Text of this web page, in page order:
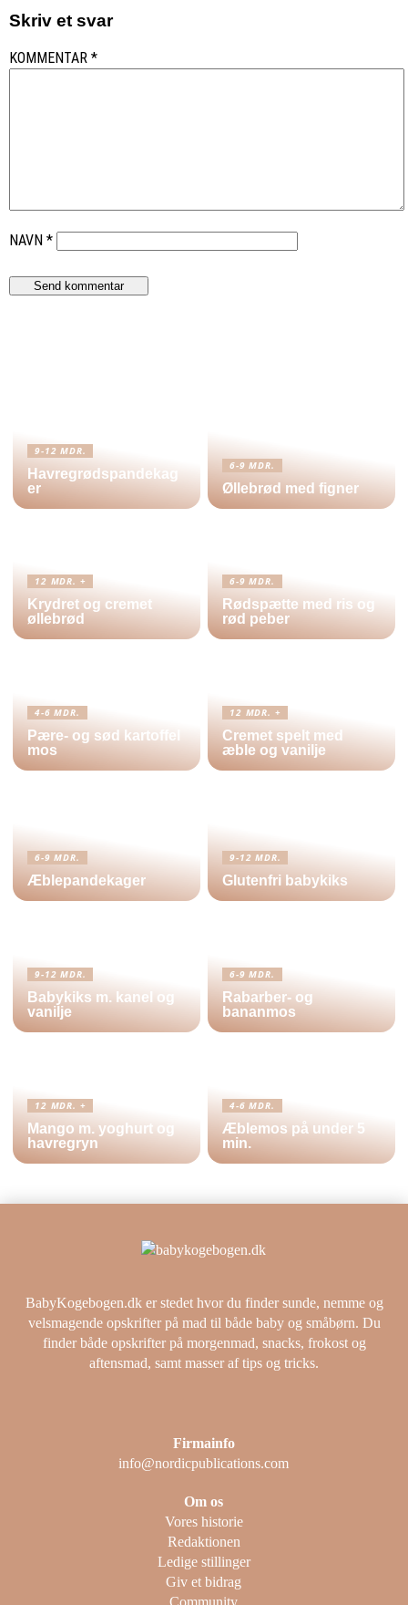
Skriv et svar
KOMMENTAR *
NAVN *
9-12 MDR.
Havregrødspandekag
er
6-9 MDR.
Øllebrød med figner
12 MDR. +
Krydret og cremet
øllebrød
6-9 MDR.
Rødspætte med ris og
rød peber
4-6 MDR.
Pære- og sød kartoffel
mos
12 MDR. +
Cremet spelt med
æble og vanilje
6-9 MDR.
Æblepandekager
9-12 MDR.
Glutenfri babykiks
9-12 MDR.
Babykiks m. kanel og
vanilje
6-9 MDR.
Rabarber- og
bananmos
12 MDR. +
Mango m. yoghurt og
havregryn
4-6 MDR.
Æblemos på under 5
min.
BabyKogebogen.dk er stedet hvor du finder sunde, nemme og
velsmagende opskrifter på mad til både baby og småbørn. Du
finder både opskrifter på morgenmad, snacks, frokost og
aftensmad, samt masser af tips og tricks.
Firmainfo
info@nordicpublications.com
Om os
Vores historie
Redaktionen
Ledige stillinger
Giv et bidrag
Community